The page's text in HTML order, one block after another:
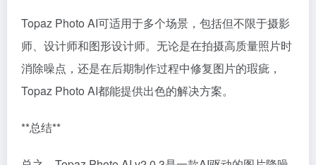
Topaz Photo AI可适用于多个场景，包括但不限于摄影
师、设计师和图形设计师。无论是在拍摄高质量照片时
消除噪点，还是在后期制作过程中修复图片的瑕疵，
Topaz Photo AI都能提供出色的解决方案。
**总结**